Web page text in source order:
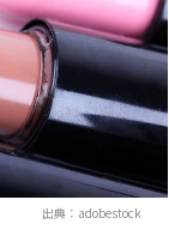
出典：adobestock